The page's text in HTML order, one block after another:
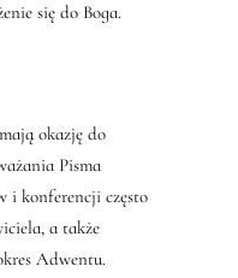
się do Boga.
okazję do
Pisma
i konferencji często
a także
Adwentu.